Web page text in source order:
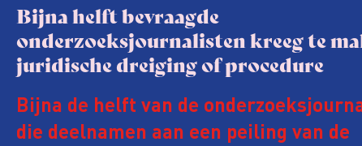
Bijna helft bevraagde
onderzoeksjournalisten kreeg te
juridische dreiging of procedure
Bijna de helft van de
die deelnamen aan een peiling van de